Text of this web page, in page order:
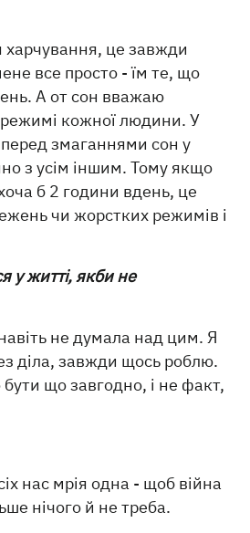
харчування, це завжди
все просто - їм те, що
А от сон вважаю
кожної людини. У
перед змаганнями сон у
з усім іншим. Тому якщо
б 2 години вдень, це
чи жорстких режимів і
у житті, якби не
не думала над цим. Я
діла, завжди щось роблю.
що завгодно, і не факт,
нас мрія одна - щоб війна
нічого й не треба.